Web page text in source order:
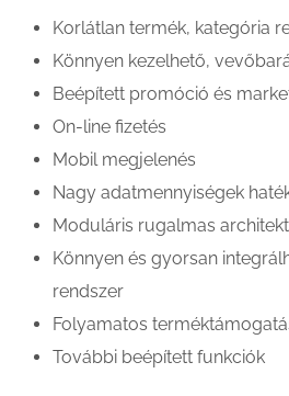
Korlátlan termék, kategória
Könnyen kezelhető,
Beépített promóció és
On-line fizetés
Mobil megjelenés
Nagy adatmennyiségek
Moduláris rugalmas
Könnyen és gyorsan
rendszer
Folyamatos
További beépített funkciók